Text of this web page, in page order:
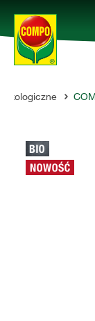
Produkty
Porady
Ekologiczne